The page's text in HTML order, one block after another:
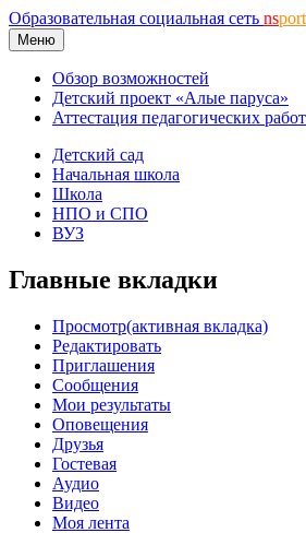
Образовательная социальная сеть ns
Меню
Обзор возможностей
Детский проект «Алые паруса»
Аттестация педагогических
Детский сад
Начальная школа
Школа
НПО и СПО
ВУЗ
Главные вкладки
Просмотр(активная вкладка)
Редактировать
Приглашения
Сообщения
Мои результаты
Оповещения
Друзья
Гостевая
Аудио
Видео
Моя лента